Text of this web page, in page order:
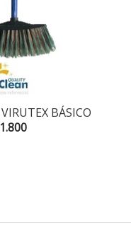
BÁSICO